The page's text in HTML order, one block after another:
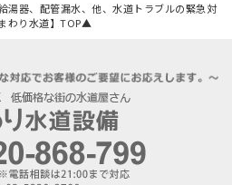
湯器、配管漏水、他、水道トラブルの緊急対
わり水道】TOP▲